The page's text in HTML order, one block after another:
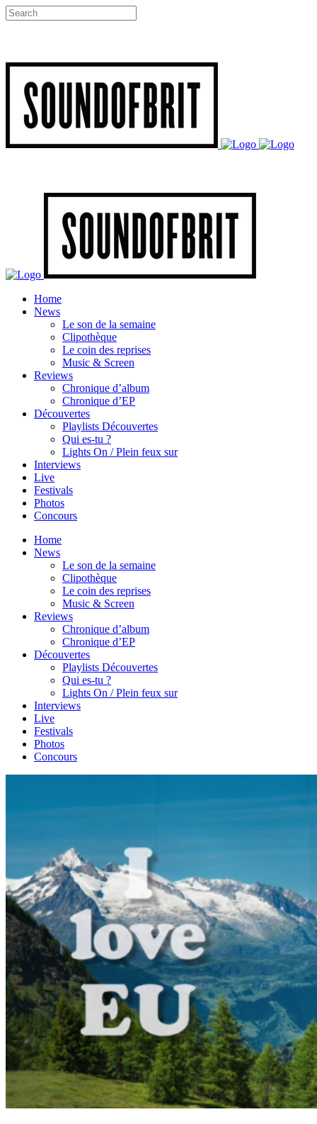
Home
News
Le son de la semaine
Clipothèque
Le coin des reprises
Music & Screen
Reviews
Chronique d’album
Chronique d’EP
Découvertes
Playlists Découvertes
Qui es-tu ?
Lights On / Plein feux sur
Interviews
Live
Festivals
Photos
Concours
Home
News
Le son de la semaine
Clipothèque
Le coin des reprises
Music & Screen
Reviews
Chronique d’album
Chronique d’EP
Découvertes
Playlists Découvertes
Qui es-tu ?
Lights On / Plein feux sur
Interviews
Live
Festivals
Photos
Concours